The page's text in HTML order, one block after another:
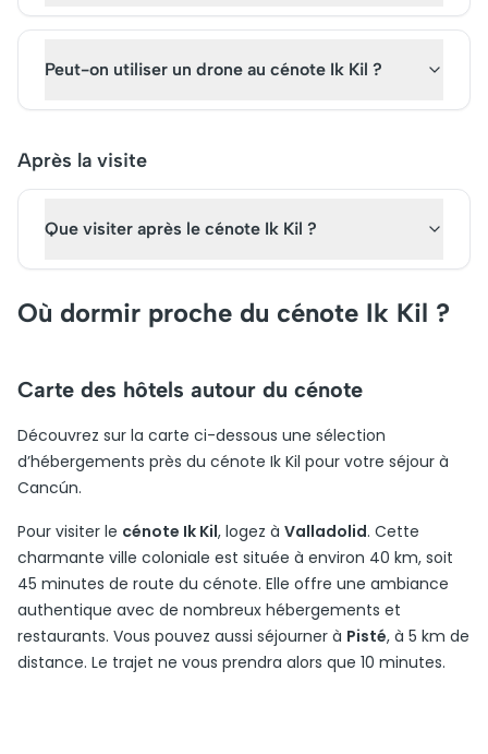
Peut-on utiliser un drone au cénote Ik Kil ?
Après la visite
Que visiter après le cénote Ik Kil ?
Où dormir proche du cénote Ik Kil ?
Carte des hôtels autour du cénote
Découvrez sur la carte ci-dessous une sélection
d’hébergements près du cénote Ik Kil pour votre séjour à
Cancún.
Pour visiter le cénote Ik Kil, logez à Valladolid. Cette
charmante ville coloniale est située à environ 40 km, soit
45 minutes de route du cénote. Elle offre une ambiance
authentique avec de nombreux hébergements et
restaurants. Vous pouvez aussi séjourner à Pisté, à 5 km de
distance. Le trajet ne vous prendra alors que 10 minutes.